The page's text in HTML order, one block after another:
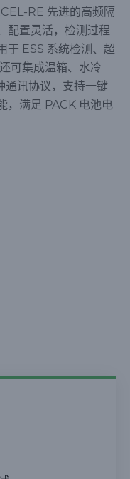
RE 先进的高频隔
配置灵活，检测过程
于 ESS 系统检测、超
可集成温箱、水冷
讯协议，支持一键
，满足 PACK 电池电